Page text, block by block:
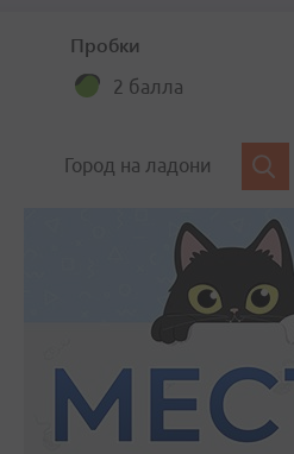
Пробки
2 балла
Город на ладони